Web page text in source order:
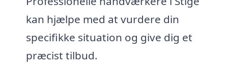
kan hjælpe med at vurdere din
specifikke situation og give dig et
præcist tilbud.